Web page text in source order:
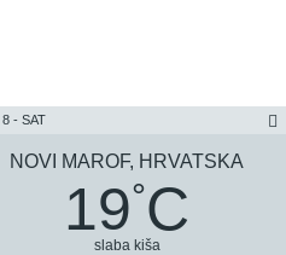
- SAT
NOVI MAROF, HRVATSKA
19°C
slaba kiša